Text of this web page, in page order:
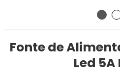
Fonte de
Led